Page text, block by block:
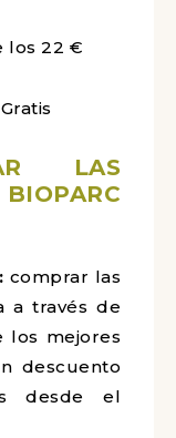
los 22 €
Gratis
LAS
comprar las
a través de
los mejores
descuento
desde el